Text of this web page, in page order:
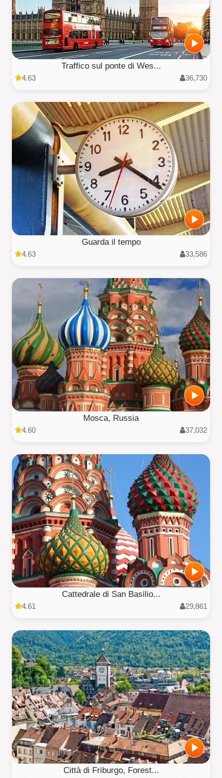
Traffico sul ponte di Wes...
4.63 36,730
Guarda il tempo
4.63 33,586
Mosca, Russia
4.60 37,032
Cattedrale di San Basilio...
4.61 29,861
Città di Friburgo, Forest...